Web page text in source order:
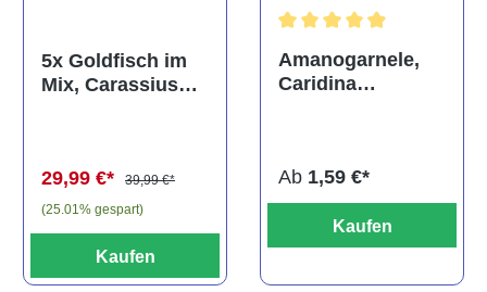
5x Goldfisch im
Mix, Carassius
29,99 €*
39,99 €*
(25.01% gespart)
Kaufen
Amanogarnele,
Caridina
Ab 1,59 €*
Kaufen